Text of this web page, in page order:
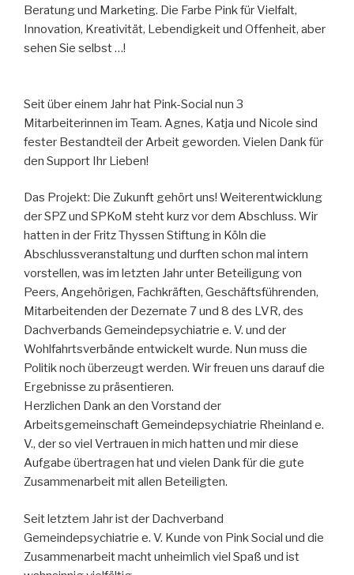
Beratung und Marketing. Die Farbe Pink für Vielfalt,
Innovation, Kreativität, Lebendigkeit und Offenheit, aber
sehen Sie selbst …!
Seit über einem Jahr hat Pink-Social nun 3
Mitarbeiterinnen im Team. Agnes, Katja und Nicole sind
fester Bestandteil der Arbeit geworden. Vielen Dank für
den Support Ihr Lieben!
Das Projekt: Die Zukunft gehört uns! Weiterentwicklung
der SPZ und SPKoM steht kurz vor dem Abschluss. Wir
hatten in der Fritz Thyssen Stiftung in Köln die
Abschlussveranstaltung und durften schon mal intern
vorstellen, was im letzten Jahr unter Beteiligung von
Peers, Angehörigen, Fachkräften, Geschäftsführenden,
Mitarbeitenden der Dezernate 7 und 8 des LVR, des
Dachverbands Gemeindepsychiatrie e. V. und der
Wohlfahrtsverbände entwickelt wurde. Nun muss die
Politik noch überzeugt werden. Wir freuen uns darauf die
Ergebnisse zu präsentieren.
Herzlichen Dank an den Vorstand der
Arbeitsgemeinschaft Gemeindepsychiatrie Rheinland e.
V., der so viel Vertrauen in mich hatten und mir diese
Aufgabe übertragen hat und vielen Dank für die gute
Zusammenarbeit mit allen Beteiligten.
Seit letztem Jahr ist der Dachverband
Gemeindepsychiatrie e. V. Kunde von Pink Social und die
Zusammenarbeit macht unheimlich viel Spaß und ist